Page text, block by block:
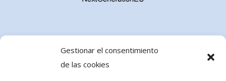
Gestionar el consentimiento
de las cookies